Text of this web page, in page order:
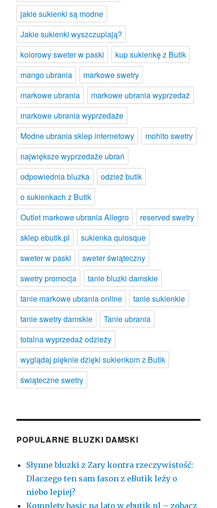
jakie sukienki są modne
Jakie sukienki wyszczuplają?
kolorowy sweter w paski
kup sukienkę z Butik
mango ubrania
markowe swetry
markowe ubrania
markowe ubrania wyprzedaż
markowe ubrania wyprzedaże
Modne ubrania sklep internetowy
mohito swetry
największe wyprzedaże ubrań
odpowiednia bluzka
odzież butik
o sukienkach z Butik
Outlet markowe ubrania Allegro
reserved swetry
sklep ebutik.pl
sukienka quiosque
sweter w paski
sweter świąteczny
swetry promocja
tanie bluzki damskie
tanie markowe ubrania online
tanie sukienkie
tanie swetry damskie
Tanie ubrania
totalna wyprzedaż odzieży
wyglądaj pięknie dzięki sukienkom z Butik
świąteczne swetry
POPULARNE BLUZKI DAMSKI
Słynne bluzki z Zary kontra rzeczywistość:
Dlaczego ten sam fason z eButik leży o
niebo lepiej?
Komplety basic na lato w ebutik.pl – zobacz